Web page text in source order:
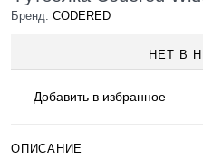
Бренд: CODERED
НЕТ В
Добавить в избранное
ОПИСАНИЕ